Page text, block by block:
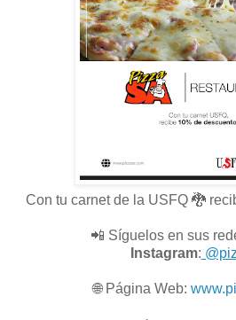
Con tu carnet de la USFQ 🐉
📲 Síguelos en sus
Instagram:
🌐 Página Web: